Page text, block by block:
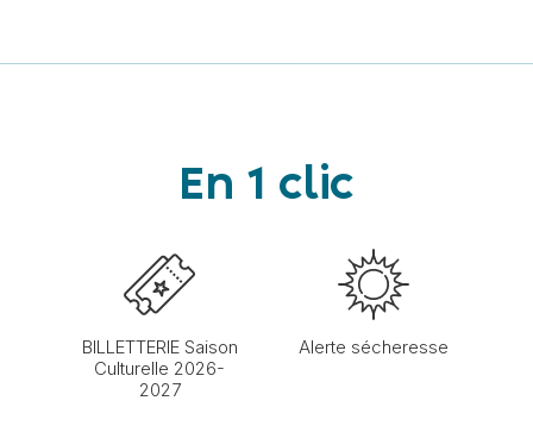
En 1 clic
BILLETTERIE Saison
Culturelle 2026-
2027
Alerte sécheresse